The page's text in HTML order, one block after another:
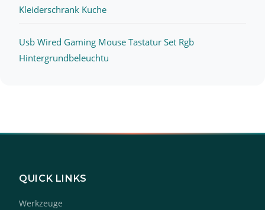
Kleiderschrank Kuche
Usb Wired Gaming Mouse Tastatur Set Rgb
Hintergrundbeleuchtu
QUICK LINKS
Werkzeuge